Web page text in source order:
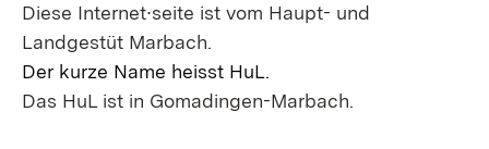
Diese Internet∙seite ist vom Haupt- und
Landgestüt Marbach.
Der kurze Name heisst HuL.
Das HuL ist in Gomadingen-Marbach.